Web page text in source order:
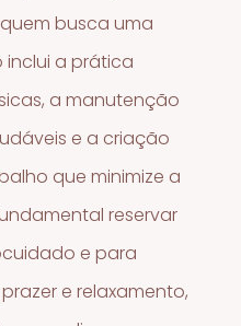
busca uma
inclui a prática
a manutenção
e a criação
que minimize a
reservar
e para
e relaxamento,